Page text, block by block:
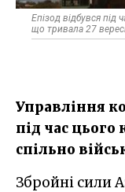
Епізод відбувся під
що тривала 27
Управління
під час
спільно
Збройні сили Азербайджану змогли збити в